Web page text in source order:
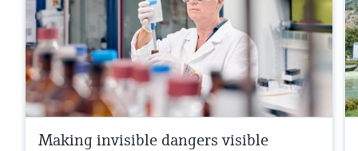
Making invisible dangers visible